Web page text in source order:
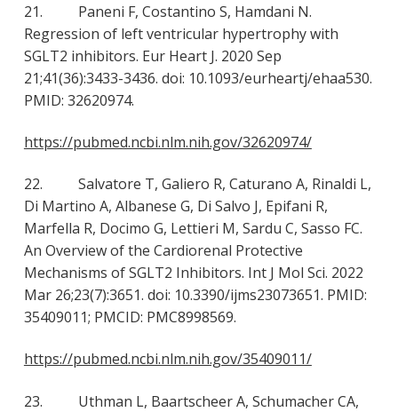
21. Paneni F, Costantino S, Hamdani N.
Regression of left ventricular hypertrophy with
SGLT2 inhibitors. Eur Heart J. 2020 Sep
21;41(36):3433-3436. doi: 10.1093/eurheartj/ehaa530.
PMID: 32620974.
https://pubmed.ncbi.nlm.nih.gov/32620974/
22. Salvatore T, Galiero R, Caturano A, Rinaldi L,
Di Martino A, Albanese G, Di Salvo J, Epifani R,
Marfella R, Docimo G, Lettieri M, Sardu C, Sasso FC.
An Overview of the Cardiorenal Protective
Mechanisms of SGLT2 Inhibitors. Int J Mol Sci. 2022
Mar 26;23(7):3651. doi: 10.3390/ijms23073651. PMID:
35409011; PMCID: PMC8998569.
https://pubmed.ncbi.nlm.nih.gov/35409011/
23. Uthman L, Baartscheer A, Schumacher CA,